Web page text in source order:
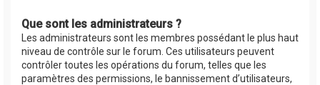
Que sont les administrateurs ?
Les administrateurs sont les membres possédant le plus haut
niveau de contrôle sur le forum. Ces utilisateurs peuvent
contrôler toutes les opérations du forum, telles que les
paramètres des permissions, le bannissement d’utilisateurs,